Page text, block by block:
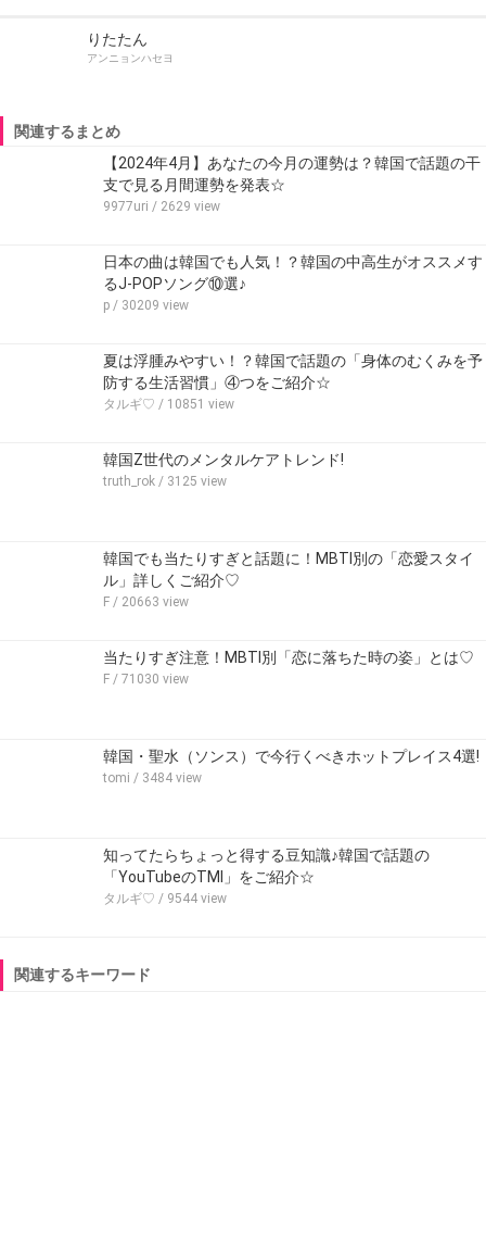
りたたん
アンニョンハセヨ
関連するまとめ
【2024年4月】あなたの今月の運勢は？韓国で話題の干
支で見る月間運勢を発表☆
9977uri / 2629 view
日本の曲は韓国でも人気！？韓国の中高生がオススメす
るJ-POPソング⑩選♪
p / 30209 view
夏は浮腫みやすい！？韓国で話題の「身体のむくみを予
防する生活習慣」④つをご紹介☆
タルギ♡ / 10851 view
韓国Z世代のメンタルケアトレンド!
truth_rok / 3125 view
韓国でも当たりすぎと話題に！MBTI別の「恋愛スタイ
ル」詳しくご紹介♡
F / 20663 view
当たりすぎ注意！MBTI別「恋に落ちた時の姿」とは♡
F / 71030 view
韓国・聖水（ソンス）で今行くべきホットプレイス4選!
tomi / 3484 view
知ってたらちょっと得する豆知識♪韓国で話題の
「YouTubeのTMI」をご紹介☆
タルギ♡ / 9544 view
関連するキーワード